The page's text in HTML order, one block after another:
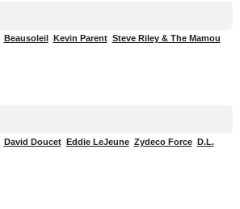
Beausoleil Kevin Parent Steve Riley & The Mamou
David Doucet Eddie LeJeune Zydeco Force D.L.